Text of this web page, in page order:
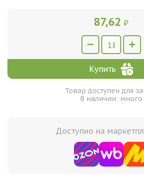
87,62 ₽
Купить
Товар доступен для
В наличии: много
Доступно на